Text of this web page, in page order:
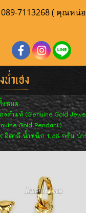
089-7113268 ( คุณหน่
หมด
คำแท้ (Genuine Gold
Gold Pendant)
อิตาลี น้ำหนัก 1.56 กรัม น่า